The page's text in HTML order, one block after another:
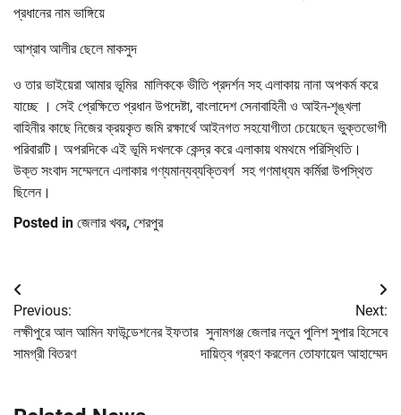
প্রধানের নাম ভাঙ্গিয়ে
আশ্রাব আলীর ছেলে মাকসুদ
ও তার ভাইয়েরা আমার ভূমির মালিককে ভীতি প্রদর্শন সহ এলাকায় নানা অপকর্ম করে
যাচ্ছে । সেই প্রেক্ষিতে প্রধান উপদেষ্টা, বাংলাদেশ সেনাবাহিনী ও আইন-শৃঙ্খলা
বাহিনীর কাছে নিজের ক্রয়কৃত জমি রক্ষার্থে আইনগত সহযোগীতা চেয়েছেন ভুক্তভোগী
পরিবারটি। অপরদিকে এই ভূমি দখলকে কেন্দ্র করে এলাকায় থমথমে পরিস্থিতি।
উক্ত সংবাদ সম্মেলনে এলাকার গণ্যমান্যব্যক্তিবর্গ সহ গণমাধ্যম কর্মিরা উপস্থিত
ছিলেন।
Posted in জেলার খবর, শেরপুর
Post
navigation
Previous:
লক্ষীপুরে আল আমিন ফাউন্ডেশনের ইফতার
সামগ্রী বিতরণ
Next:
সুনামগঞ্জ জেলার নতুন পুলিশ সুপার হিসেবে
দায়িত্ব গ্রহণ করলেন তোফায়েল আহাম্মেদ